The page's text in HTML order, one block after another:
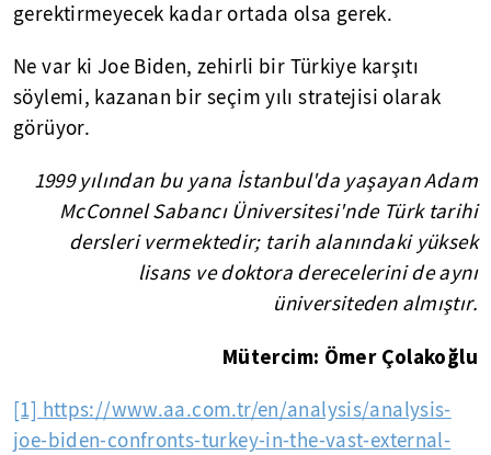
gerektirmeyecek kadar ortada olsa gerek.
Ne var ki Joe Biden, zehirli bir Türkiye karşıtı
söylemi, kazanan bir seçim yılı stratejisi olarak
görüyor.
1999 yılından bu yana İstanbul'da yaşayan Adam
McConnel Sabancı Üniversitesi'nde Türk tarihi
dersleri vermektedir; tarih alanındaki yüksek
lisans ve doktora derecelerini de aynı
üniversiteden almıştır.
Mütercim: Ömer Çolakoğlu
[1] https://www.aa.com.tr/en/analysis/analysis-
joe-biden-confronts-turkey-in-the-vast-external-